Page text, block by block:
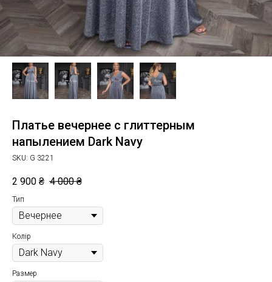
Платье вечернее с глиттерным
напылением Dark Navy
SKU: G 3221
2 900 ₴ 4 000 ₴
Тип
Колір
Размер